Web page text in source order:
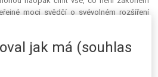
moci svědčí o svévolném rozšíření
musí žalovaný ve správním řízení zkoumat
zkoumá po stránce formální a které
"názvu“ občanského sdružení do
jak má (souhlas